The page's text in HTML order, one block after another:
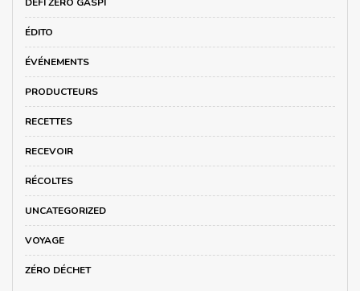
ÉDITO
ÉVÉNEMENTS
PRODUCTEURS
RECETTES
RECEVOIR
RÉCOLTES
UNCATEGORIZED
VOYAGE
ZÉRO DÉCHET